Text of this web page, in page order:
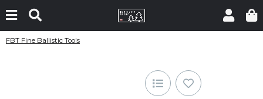
FBT Fine Ballistic Tools